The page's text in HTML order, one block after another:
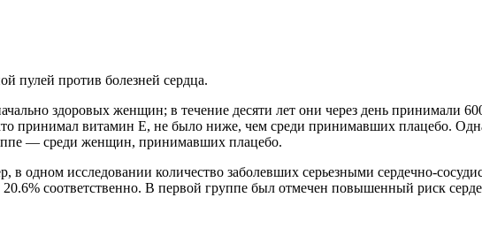
пулей против болезней сердца.
здоровых женщин; в течение десяти лет они через день принимали
принимал витамин Е, не было ниже, чем среди принимавших плацебо.
— среди женщин, принимавших плацебо.
одном исследовании количество заболевших серьезными сердечно-
соответственно. В первой группе был отмечен повышенный риск